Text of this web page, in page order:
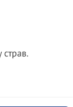
страв.